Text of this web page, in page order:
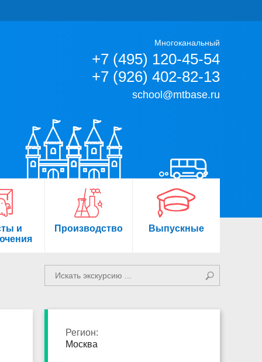
Многоканальный
+7 (495) 120-45-54
+7 (926) 402-82-13
school@mtbase.ru
и
Производство Выпускные
Регион:
Москва